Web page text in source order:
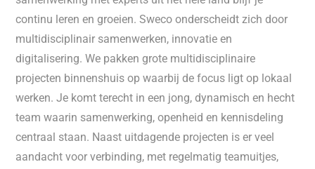
continu leren en groeien. Sweco onderscheidt zich door
multidisciplinair samenwerken, innovatie en
digitalisering. We pakken grote multidisciplinaire
projecten binnenshuis op waarbij de focus ligt op lokaal
werken. Je komt terecht in een jong, dynamisch en hecht
team waarin samenwerking, openheid en kennisdeling
centraal staan. Naast uitdagende projecten is er veel
aandacht voor verbinding, met regelmatig teamuitjes,